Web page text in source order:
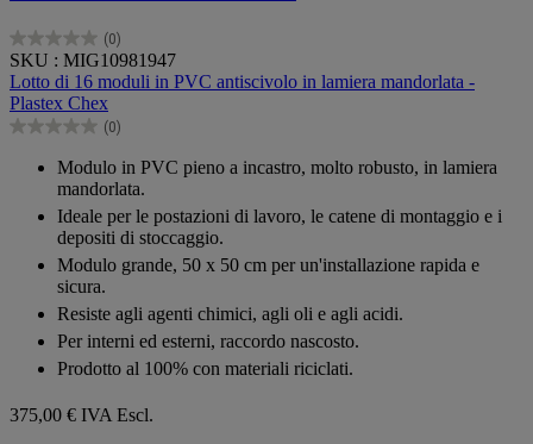
(0)
0.0
su
5
stelle.
SKU : MIG10981947
Lotto di 16 moduli in PVC antiscivolo in lamiera mandorlata -
Plastex Chex
(0)
0.0
Modulo in PVC pieno a incastro, molto robusto, in lamiera
mandorlata.
Ideale per le postazioni di lavoro, le catene di montaggio e i
depositi di stoccaggio.
Modulo grande, 50 x 50 cm per un'installazione rapida e
sicura.
Resiste agli agenti chimici, agli oli e agli acidi.
Per interni ed esterni, raccordo nascosto.
Prodotto al 100% con materiali riciclati.
375,00 € IVA Escl.